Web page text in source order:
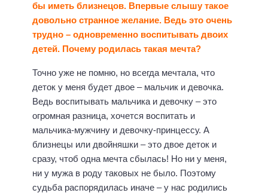
бы иметь близнецов. Впервые слышу такое
довольно странное желание. Ведь это очень
трудно – одновременно воспитывать двоих
детей. Почему родилась такая мечта?
Точно уже не помню, но всегда мечтала, что
деток у меня будет двое – мальчик и девочка.
Ведь воспитывать мальчика и девочку – это
огромная разница, хочется воспитать и
мальчика-мужчину и девочку-принцессу. А
близнецы или двойняшки – это двое деток и
сразу, чтоб одна мечта сбылась! Но ни у меня,
ни у мужа в роду таковых не было. Поэтому
судьба распорядилась иначе – у нас родились